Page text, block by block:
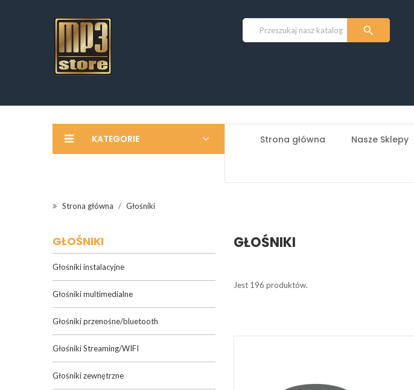

KATEGORIE Strona główna Nasze Sklepy
Strona główna Głośniki
GŁOŚNIKI
Głośniki instalacyjne
Głośniki multimedialne
Głośniki przenośne/bluetooth
Głośniki Streaming/WIFI
Głośniki zewnętrzne
GŁOŚNIKI
Jest 196 produktów.